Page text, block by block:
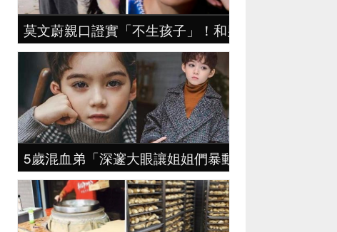
莫文蔚親口證實「不生孩子」！和男友認識30年「
5歲混血弟「深邃大眼讓姐姐們暴動」，親姊姊一出